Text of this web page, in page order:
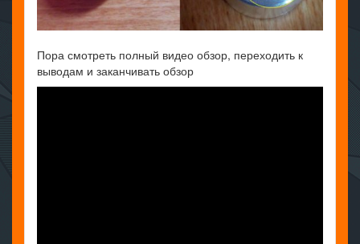
Пора смотреть полный видео обзор, переходить к
выводам и заканчивать обзор